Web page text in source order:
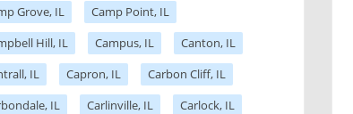
Grove, IL
Camp Point, IL
Hill, IL
Campus, IL
Canton, IL
IL
Capron, IL
Carbon Cliff, IL
IL
Carlinville, IL
Carlock, IL